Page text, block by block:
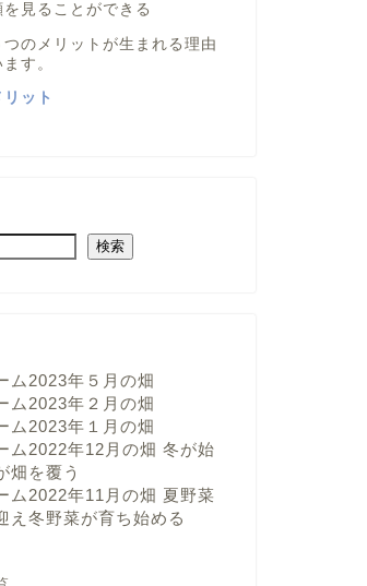
を見ることができる
つのメリットが生まれる理由
す。
ット
検索
ム2023年５月の畑
ム2023年２月の畑
ム2023年１月の畑
ム2022年12月の畑 冬が始
畑を覆う
ム2022年11月の畑 夏野菜
え冬野菜が育ち始める